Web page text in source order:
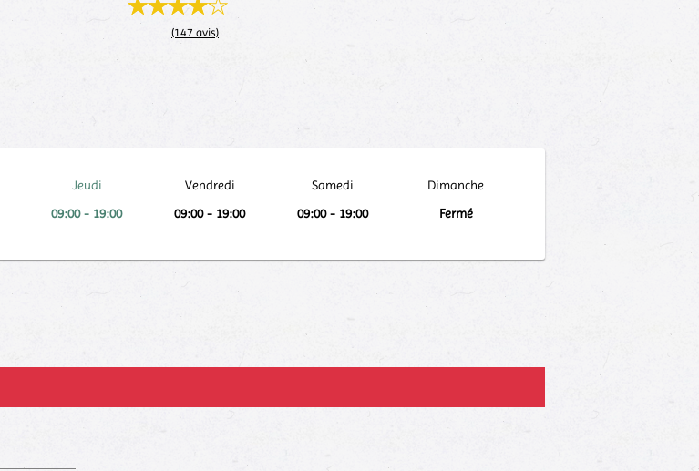
(147 avis)
Jeudi
09:00 - 19:00
Vendredi
09:00 - 19:00
Samedi
09:00 - 19:00
Dimanche
Fermé